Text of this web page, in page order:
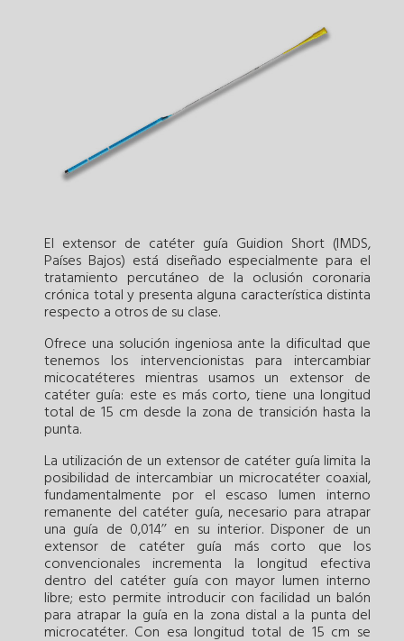
El extensor de catéter guía Guidion Short (IMDS,
Países Bajos) está diseñado especialmente para el
tratamiento percutáneo de la oclusión coronaria
crónica total y presenta alguna característica distinta
respecto a otros de su clase.
Ofrece una solución ingeniosa ante la dificultad que
tenemos los intervencionistas para intercambiar
micocatéteres mientras usamos un extensor de
catéter guía: este es más corto, tiene una longitud
total de 15 cm desde la zona de transición hasta la
punta.
La utilización de un extensor de catéter guía limita la
posibilidad de intercambiar un microcatéter coaxial,
fundamentalmente por el escaso lumen interno
remanente del catéter guía, necesario para atrapar
una guía de 0,014’’ en su interior. Disponer de un
extensor de catéter guía más corto que los
convencionales incrementa la longitud efectiva
dentro del catéter guía con mayor lumen interno
libre; esto permite introducir con facilidad un balón
para atrapar la guía en la zona distal a la punta del
microcatéter. Con esa longitud total de 15 cm se